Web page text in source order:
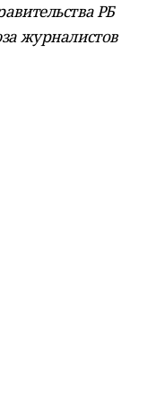
РБ
журналистов